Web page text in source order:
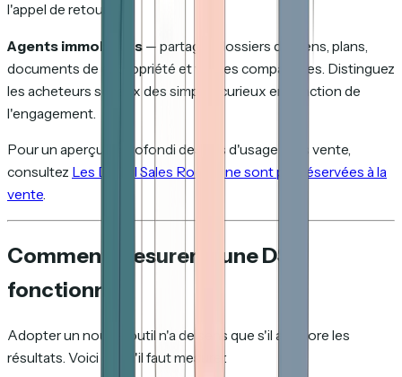
l'appel de retour.
Agents immobiliers — partagez dossiers de biens, plans,
documents de copropriété et ventes comparables. Distinguez
les acheteurs sérieux des simples curieux en fonction de
l'engagement.
Pour un aperçu approfondi des cas d'usage hors vente,
consultez Les Digital Sales Rooms ne sont pas réservées à la
vente.
Comment mesurer si une DSR
fonctionne
Adopter un nouvel outil n'a de sens que s'il améliore les
résultats. Voici ce qu'il faut mesurer.